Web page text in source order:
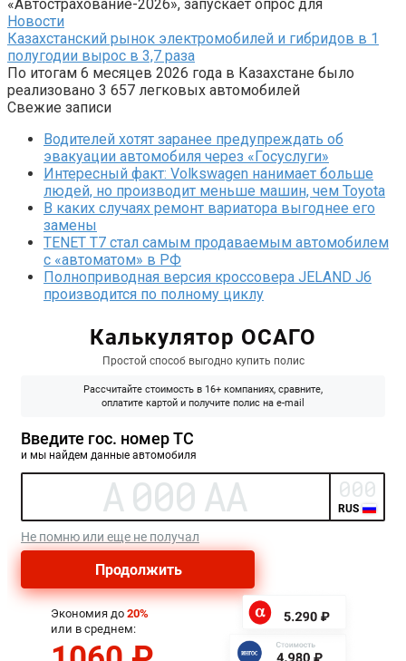
«Автострахование-2026», запускает опрос для
Новости
Казахстанский рынок электромобилей и гибридов в 1
полугодии вырос в 3,7 раза
По итогам 6 месяцев 2026 года в Казахстане было
реализовано 3 657 легковых автомобилей
Свежие записи
Водителей хотят заранее предупреждать об
эвакуации автомобиля через «Госуслуги»
Интересный факт: Volkswagen нанимает больше
людей, но производит меньше машин, чем Toyota
В каких случаях ремонт вариатора выгоднее его
замены
TENET T7 стал самым продаваемым автомобилем
с «автоматом» в РФ
Полноприводная версия кроссовера JELAND J6
производится по полному циклу